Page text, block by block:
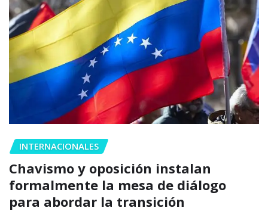
INTERNACIONALES
Chavismo y oposición instalan
formalmente la mesa de diálogo
para abordar la transición